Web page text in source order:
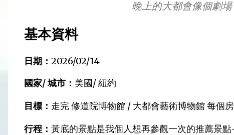
晚上的大都會像個劇
基本資料
日期： 2026/02/14
國家/ 城市： 美國/ 紐約
目標： 走完 修道院博物館 / 大都會藝術博物館 每個
行程： 黃底的景點是我個人想再參觀一次的推薦景點